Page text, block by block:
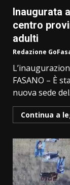
Inaugurata
centro
adulti
Redazione
FASANO – È
nuova sede
Continua a